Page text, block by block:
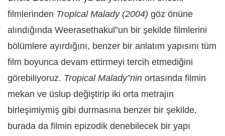
filmlerinden Tropical Malady (2004) göz önüne
alındığında Weerasethakul”un bir şekilde filmlerini
bölümlere ayırdığını, benzer bir anlatım yapısını tüm
film boyunca devam ettirmeyi tercih etmediğini
görebiliyoruz. Tropical Malady”nin ortasında filmin
mekan ve üslup değiştirip iki orta metrajın
birleşimiymiş gibi durmasına benzer bir şekilde,
burada da filmin epizodik denebilecek bir yapı